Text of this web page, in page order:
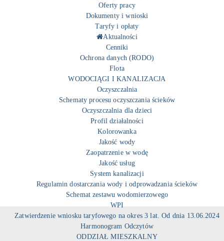
Oferty pracy
Dokumenty i wnioski
Taryfy i opłaty
Aktualności
Cenniki
Ochrona danych (RODO)
Flota
WODOCIĄGI I KANALIZACJA
Oczyszczalnia
Schematy procesu oczyszczania ścieków
Oczyszczalnia dla dzieci
Profil działalności
Kolorowanka
Jakość wody
Zaopatrzenie w wodę
Jakość usług
System kanalizacji
Regulamin dostarczania wody i odprowadzania ścieków
Schemat zestawu wodomierzowego
WPI
Zatwierdzenie wniosku taryfowego na okres 3 lat. Od dnia 13.06.2024
Harmonogram Odczytów
ODDZIAŁ MIESZKALNY